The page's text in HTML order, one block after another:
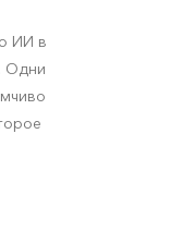
ИИ в
Одни